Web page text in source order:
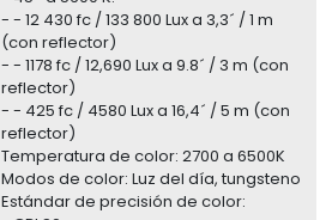
- - 12 430 fc / 133 800 Lux a 3,3´ / 1 m
(con reflector)
- - 1178 fc / 12,690 Lux a 9.8´ / 3 m (con
reflector)
- - 425 fc / 4580 Lux a 16,4´ / 5 m (con
reflector)
Temperatura de color: 2700 a 6500K
Modos de color: Luz del día, tungsteno
Estándar de precisión de color: